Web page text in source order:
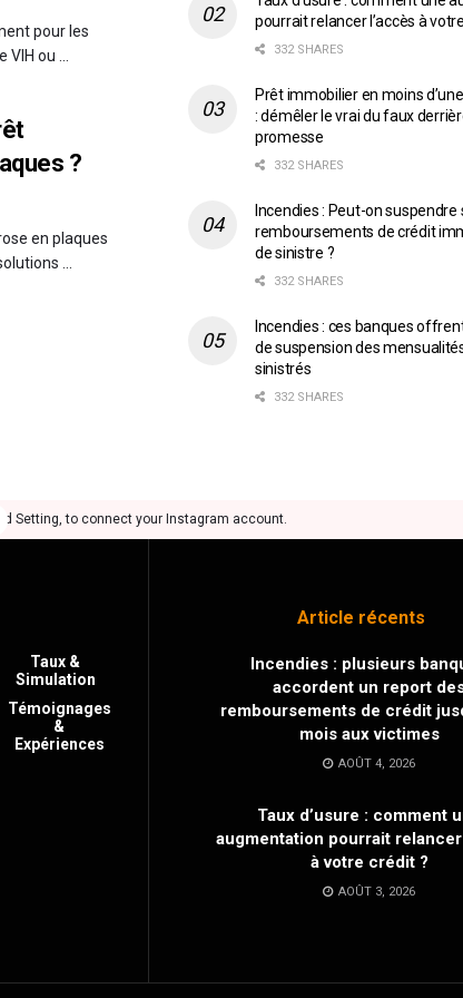
pour les
ou ...
?
en plaques
...
pourrait relancer l’accès à
332 SHARES
Prêt immobilier en moins
: démêler le vrai du faux
promesse
332 SHARES
Incendies : Peut-on suspendre
remboursements de crédit
de sinistre ?
332 SHARES
Incendies : ces banques
de suspension des
sinistrés
332 SHARES
Setting, to connect your Instagram account.
Taux &
Simulation
Témoignages
&
Expériences
Article récents
Incendies : plusieurs
accordent un report
remboursements de crédit
mois aux victimes
AOÛT 4, 2026
Taux d’usure : comment
augmentation pourrait relancer
à votre crédit ?
AOÛT 3, 2026